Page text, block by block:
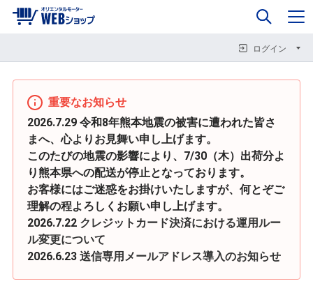
企業情報
ログイン
カート 0
重要なお知らせ
2026.7.29 令和8年熊本地震の被害に遭われた皆さ
まへ、心よりお見舞い申し上げます。
このたびの地震の影響により、7/30（木）出荷分よ
り熊本県への配送が停止となっております。
お客様にはご迷惑をお掛けいたしますが、何とぞご
理解の程よろしくお願い申し上げます。
2026.7.22 クレジットカード決済における運用ルー
ル変更について
2026.6.23 送信専用メールアドレス導入のお知らせ